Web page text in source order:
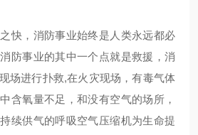
快，消防事业始终是人类永远都必
防事业的其中一个点就是救援，消
场进行扑救,在火灾现场，有毒气体
含氧量不足，和没有空气的场所，
续供气的呼吸空气压缩机为生命提